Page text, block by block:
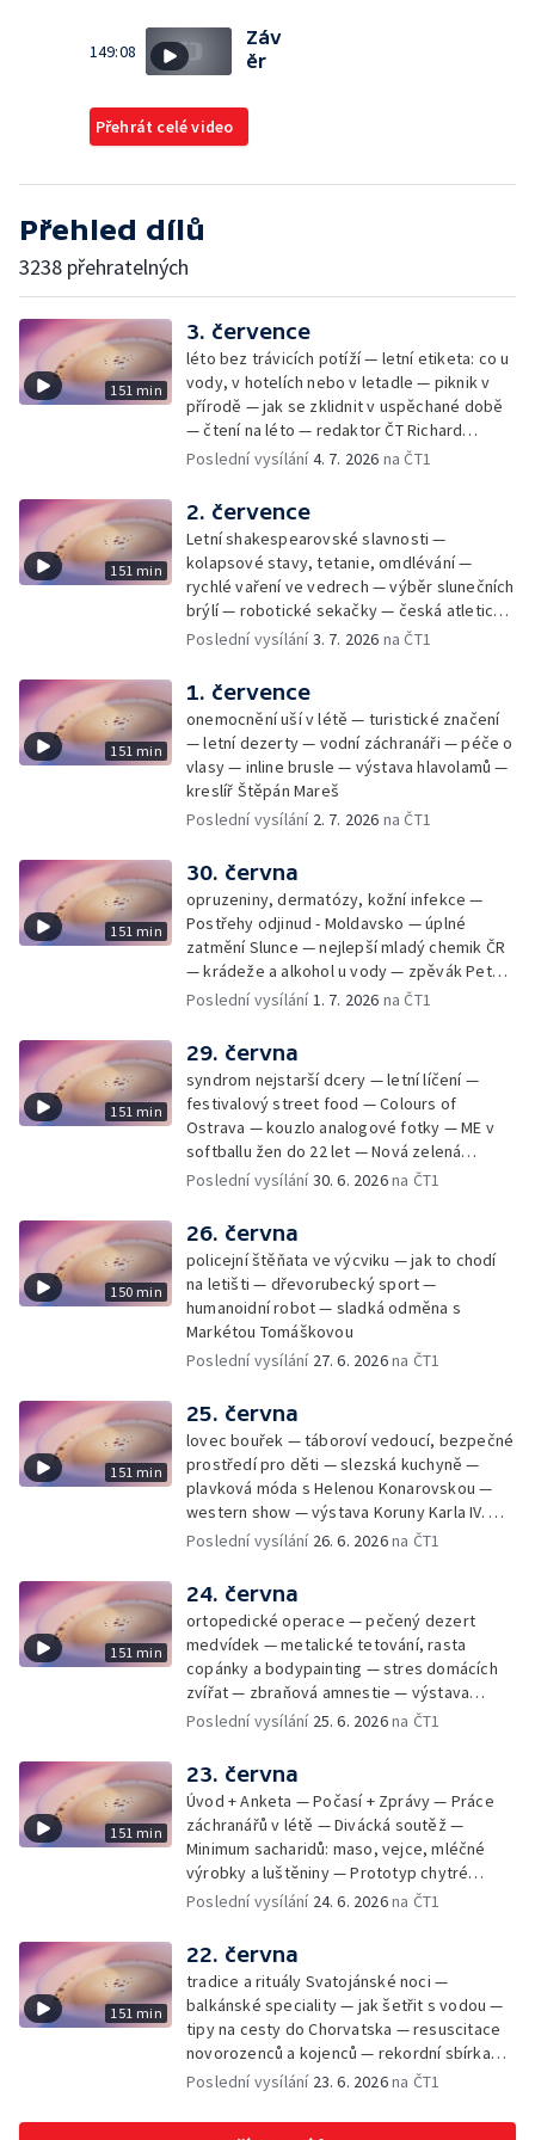
149:08
Záv
ěr
Přehrát celé video
Přehled dílů
3238 přehratelných
151 min
3. července
léto bez trávicích potíží — letní etiketa: co u
vody, v hotelích nebo v letadle — piknik v
přírodě — jak se zklidnit v uspěchané době
— čtení na léto — redaktor ČT Richard
Samko
Poslední vysílání4. 7. 2026 na ČT1
151 min
2. července
Letní shakespearovské slavnosti —
kolapsové stavy, tetanie, omdlévání —
rychlé vaření ve vedrech — výběr slunečních
brýlí — robotické sekačky — česká atletická
rekordmanka — psí seriál: výmarský
Poslední vysílání3. 7. 2026 na ČT1
151 min
1. července
onemocnění uší v létě — turistické značení
— letní dezerty — vodní záchranáři — péče o
vlasy — inline brusle — výstava hlavolamů —
kreslíř Štěpán Mareš
Poslední vysílání 2. 7. 2026 na ČT1
151 min
30. června
opruzeniny, dermatózy, kožní infekce —
Postřehy odjinud - Moldavsko — úplné
zatmění Slunce — nejlepší mladý chemik ČR
— krádeže a alkohol u vody — zpěvák Peter
Cmorik
Poslední vysílání1. 7. 2026 na ČT1
151 min
29. června
syndrom nejstarší dcery — letní líčení —
festivalový street food — Colours of
Ostrava — kouzlo analogové fotky — ME v
softballu žen do 22 let — Nová zelená
úsporám — Global Teacher Prize Czech
Poslední vysílání30. 6. 2026na ČT1
150 min
26. června
policejní štěňata ve výcviku — jak to chodí
na letišti — dřevorubecký sport —
humanoidní robot — sladká odměna s
Markétou Tomáškovou
Poslední vysílání 27. 6. 2026na ČT1
151 min
25. června
lovec bouřek — táboroví vedoucí, bezpečné
prostředí pro děti — slezská kuchyně —
plavková móda s Helenou Konarovskou —
western show — výstava Koruny Karla IV. —
mladý lezecký fenomén Josef Šindel
Poslední vysílání 26. 6. 2026na ČT1
151 min
24. června
ortopedické operace — pečený dezert
medvídek — metalické tetování, rasta
copánky a bodypainting — stres domácích
zvířat — zbraňová amnestie — výstava
mikrofotografií rostlin — fenomenální
Poslední vysílání 25. 6. 2026na ČT1
151 min
23. června
Úvod + Anketa — Počasí + Zprávy — Práce
záchranářů v létě — Divácká soutěž —
Minimum sacharidů: maso, vejce, mléčné
výrobky a luštěniny — Prototyp chytré
vložky do bot pro běžce — Anketa +
záchranářů v létě — Divácká soutěž —
Minimum sacharidů: maso, vejce, mléčné
výrobky a luštěniny — Jak se udržet v
kondici v létě bez posilovny — Prototyp
chytré vložky do bot pro běžce — Anketa +
aktuálně — Škola hrou — Upoutávka na další
vysílání — Počasí + Zprávy — Práce
Minimum sacharidů: maso, vejce, mléčné
Poslední vysílání 24. 6. 2026na ČT1
151 min
22. června
tradice a rituály Svatojánské noci —
balkánské speciality — jak šetřit s vodou —
tipy na cesty do Chorvatska — resuscitace
novorozenců a kojenců — rekordní sbírka
velkých modelů aut — výroba šperků se
Poslední vysílání 23. 6. 2026na ČT1